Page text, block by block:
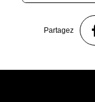
Partagez